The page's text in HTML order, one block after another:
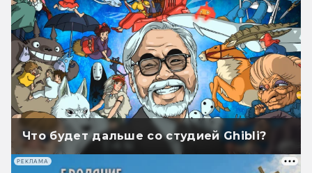
Что будет дальше со студией Ghibli?
РЕКЛАМА